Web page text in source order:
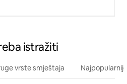
istražiti
vrste smještaja